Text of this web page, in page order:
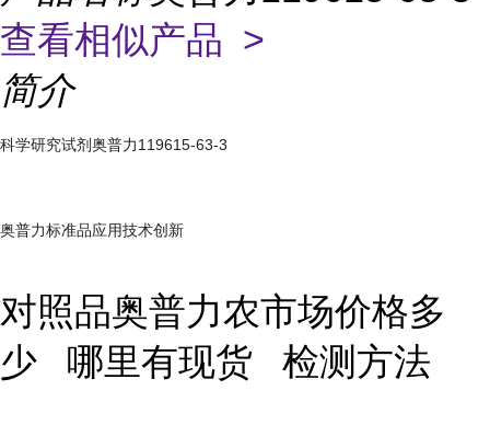
查看相似产品 >
简介
科学研究试剂奥普力119615-63-3
奥普力标准品应用技术创新
对照品奥普力农市场价格多
少 哪里有现货 检测方法